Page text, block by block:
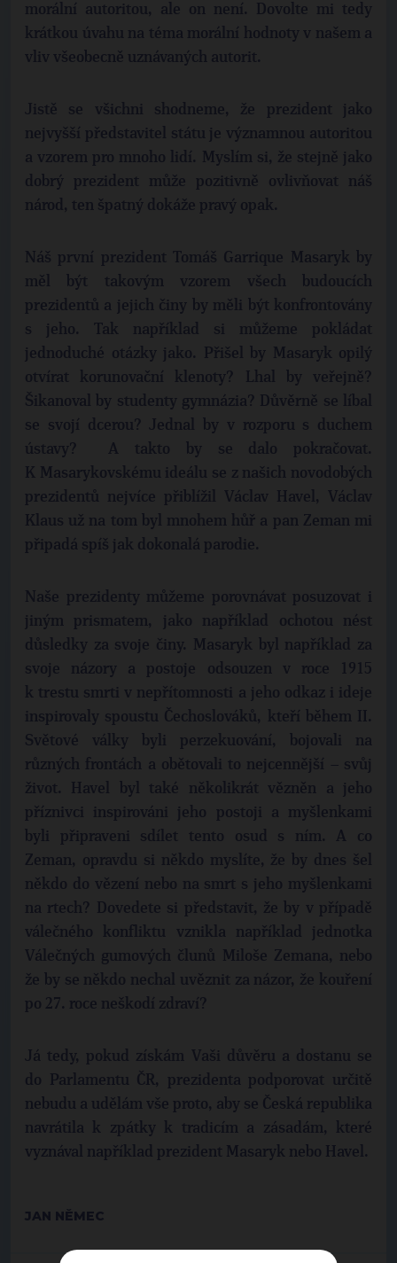
morální autoritou, ale on není. Dovolte mi tedy
krátkou úvahu na téma morální hodnoty v našem a
vliv všeobecně uznávaných autorit.
Jistě se všichni shodneme, že prezident jako
nejvyšší představitel státu je významnou autoritou
a vzorem pro mnoho lidí. Myslím si, že stejně jako
dobrý prezident může pozitivně ovlivňovat náš
národ, ten špatný dokáže pravý opak.
Náš první prezident Tomáš Garrique Masaryk by
měl být takovým vzorem všech budoucích
prezidentů a jejich činy by měli být konfrontovány
s jeho. Tak například si můžeme pokládat
jednoduché otázky jako. Přišel by Masaryk opilý
otvírat korunovační klenoty? Lhal by veřejně?
Šikanoval by studenty gymnázia? Důvěrně se líbal
se svojí dcerou? Jednal by v rozporu s duchem
ústavy? A takto by se dalo pokračovat.
K Masarykovskému ideálu se z našich novodobých
prezidentů nejvíce přiblížil Václav Havel, Václav
Klaus už na tom byl mnohem hůř a pan Zeman mi
připadá spíš jak dokonalá parodie.
Naše prezidenty můžeme porovnávat posuzovat i
jiným prismatem, jako například ochotou nést
důsledky za svoje činy. Masaryk byl například za
svoje názory a postoje odsouzen v roce 1915
k trestu smrti v nepřítomnosti a jeho odkaz i ideje
inspirovaly spoustu Čechoslováků, kteří během II.
Světové války byli perzekuování, bojovali na
různých frontách a obětovali to nejcennější – svůj
život. Havel byl také několikrát vězněn a jeho
příznivci inspirováni jeho postoji a myšlenkami
byli připraveni sdílet tento osud s ním. A co
Zeman, opravdu si někdo myslíte, že by dnes šel
někdo do vězení nebo na smrt s jeho myšlenkami
na rtech? Dovedete si představit, že by v případě
válečného konfliktu vznikla například jednotka
Válečných gumových člunů Miloše Zemana, nebo
že by se někdo nechal uvěznit za názor, že kouření
po 27. roce neškodí zdraví?
Já tedy, pokud získám Vaši důvěru a dostanu se
do Parlamentu ČR, prezidenta podporovat určitě
nebudu a udělám vše proto, aby se Česká republika
navrátila k zpátky k tradicím a zásadám, které
vyznával například prezident Masaryk nebo Havel.
JAN NĚMEC